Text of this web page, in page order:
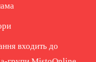
входить до